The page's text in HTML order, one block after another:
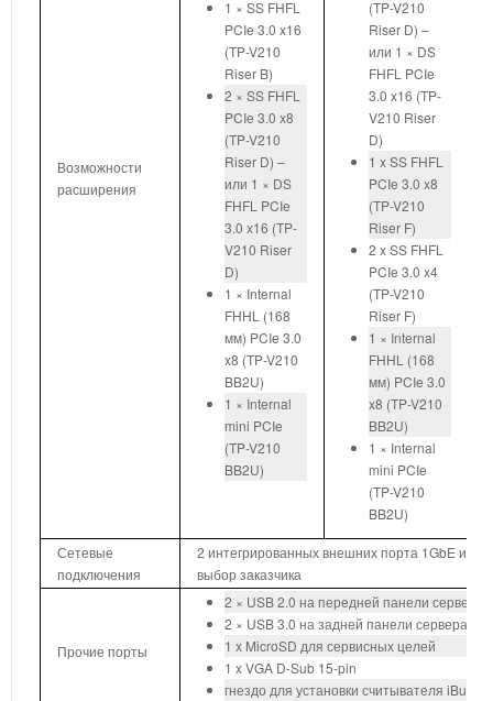
Возможности
расширения
1 × SS FHFL
PCIe 3.0 x16
(TP-V210
Riser B)
2 × SS FHFL
PCIe 3.0 x8
(TP-V210
Riser D) –
или 1 × DS
FHFL PCIe
3.0 x16 (TP-
V210 Riser
D)
1 × Internal
FHHL (168
мм) PCIe 3.0
x8 (TP-V210
BB2U)
1 × Internal
mini PCIe
(TP-V210
BB2U)
(TP-V210
Riser D) –
или 1 × DS
FHFL PCIe
3.0 x16 (TP-
V210 Riser
D)
1 x SS FHFL
PCIe 3.0 x8
(TP-V210
Riser F)
2 x SS FHFL
PCIe 3.0 x4
(TP-V210
Riser F)
1 × Internal
FHHL (168
мм) PCIe 3.0
x8 (TP-V210
BB2U)
1 × Internal
mini PCIe
(TP-V210
BB2U)
Сетевые
подключения
2 интегрированных внешних порта 1GbE или
выбор заказчика
Прочие порты
2 × USB 2.0 на передней панели сервера
2 × USB 3.0 на задней панели сервера
1 x MicroSD для сервисных целей
1 x VGA D-Sub 15-pin
гнездо для установки считывателя iButton